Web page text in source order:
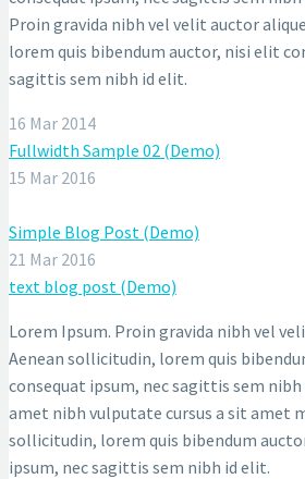
Proin gravida nibh vel velit auctor
lorem quis bibendum auctor, nisi elit
sagittis sem nibh id elit.
16 Mar 2014
Fullwidth Sample 02 (Demo)
15 Mar 2016
Simple Blog Post (Demo)
21 Mar 2016
text blog post (Demo)
Lorem Ipsum. Proin gravida nibh vel
Aenean sollicitudin, lorem quis
consequat ipsum, nec sagittis sem
amet nibh vulputate cursus a sit amet
sollicitudin, lorem quis bibendum
ipsum, nec sagittis sem nibh id elit.